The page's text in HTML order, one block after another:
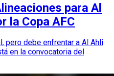
para Al
la Copa AFC
pero debe enfrentar a Al Ahli
en la convocatoria del